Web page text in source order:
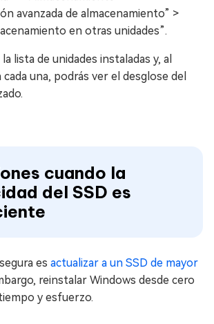
avanzada de almacenamiento” >
en otras unidades”.
lista de unidades instaladas y, al
cada una, podrás ver el desglose del
cuando la
del SSD es
es actualizar a un SSD de mayor
reinstalar Windows desde cero
y esfuerzo.